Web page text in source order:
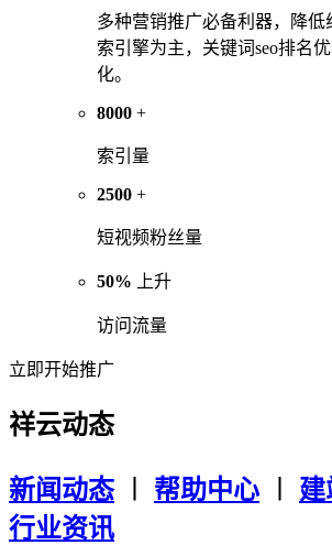
多种营销推广必备利器，降低
索引擎为主，关键词seo排名
化。
8000 +
索引量
2500 +
短视频粉丝量
50% 上升
访问流量
立即开始推广
祥云动态
新闻动态︱ 帮助中心︱ 建
行业资讯